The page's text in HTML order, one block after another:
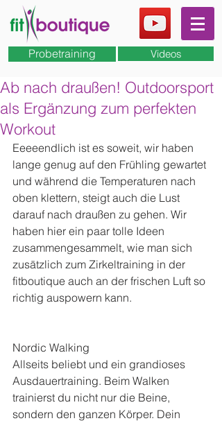
Probetraining Videos
Ab nach draußen! Outdoorsport
als Ergänzung zum perfekten
Workout
Eeeeendlich ist es soweit, wir haben
lange genug auf den Frühling gewartet
und während die Temperaturen nach
oben klettern, steigt auch die Lust
darauf nach draußen zu gehen. Wir
haben hier ein paar tolle Ideen
zusammengesammelt, wie man sich
zusätzlich zum Zirkeltraining in der
fitboutique auch an der frischen Luft so
richtig auspowern kann.
Nordic Walking
Allseits beliebt und ein grandioses
Ausdauertraining. Beim Walken
trainierst du nicht nur die Beine,
sondern den ganzen Körper. Dein